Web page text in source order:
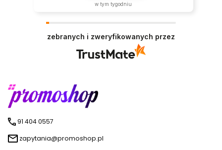
w tym tygodniu
zebranych i zweryfikowanych przez
91 404 0557
zapytania@promoshop.pl